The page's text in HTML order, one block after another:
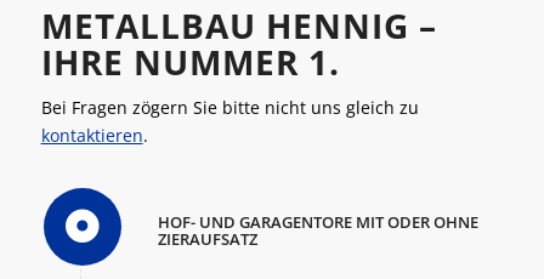
METALLBAU HENNIG –
IHRE NUMMER 1.
Bei Fragen zögern Sie bitte nicht uns gleich zu
kontaktieren.
HOF- UND GARAGENTORE MIT ODER OHNE
ZIERAUFSATZ